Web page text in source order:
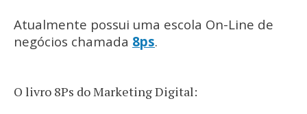
Atualmente possui uma escola On-Line de
negócios chamada 8ps.
O livro 8Ps do Marketing Digital: